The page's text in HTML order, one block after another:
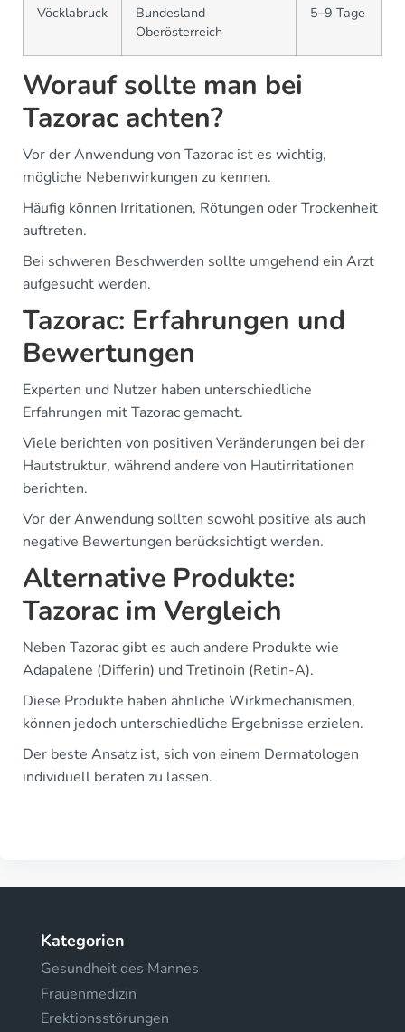
Vöcklabruck
Bundesland
Oberösterreich
5–9 Tage
Worauf sollte man bei
Tazorac achten?
Vor der Anwendung von Tazorac ist es wichtig,
mögliche Nebenwirkungen zu kennen.
Häufig können Irritationen, Rötungen oder Trockenheit
auftreten.
Bei schweren Beschwerden sollte umgehend ein Arzt
aufgesucht werden.
Tazorac: Erfahrungen und
Bewertungen
Experten und Nutzer haben unterschiedliche
Erfahrungen mit Tazorac gemacht.
Viele berichten von positiven Veränderungen bei der
Hautstruktur, während andere von Hautirritationen
berichten.
Vor der Anwendung sollten sowohl positive als auch
negative Bewertungen berücksichtigt werden.
Alternative Produkte:
Tazorac im Vergleich
Neben Tazorac gibt es auch andere Produkte wie
Adapalene (Differin) und Tretinoin (Retin-A).
Diese Produkte haben ähnliche Wirkmechanismen,
können jedoch unterschiedliche Ergebnisse erzielen.
Der beste Ansatz ist, sich von einem Dermatologen
individuell beraten zu lassen.
Kategorien
Gesundheit des Mannes
Frauenmedizin
Erektionsstörungen